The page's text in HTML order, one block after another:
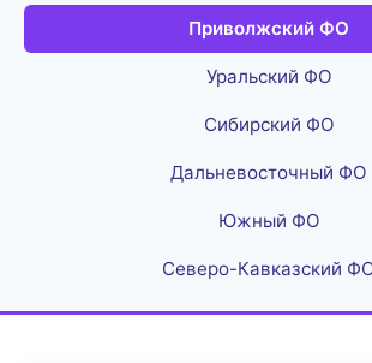
Приволжский ФО
Уральский ФО
Сибирский ФО
Дальневосточный ФО
Южный ФО
Северо-Кавказский